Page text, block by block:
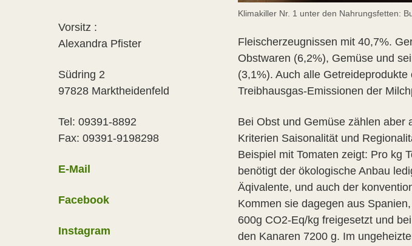
Klimakiller Nr. 1 unter den Nahrungsfetten:
Fleischerzeugnissen mit 40,7%.
Obstwaren (6,2%), Gemüse und
(3,1%). Auch alle
Treibhausgas-Emissionen der
Bei Obst und Gemüse zählen aber
Kriterien Saisonalität und
Beispiel mit Tomaten zeigt: Pro kg
benötigt der ökologische Anbau
Äqivalente, und auch der
Kommen sie dagegen aus
600g CO2-Eq/kg freigesetzt und
den Kanaren 7200 g. Im
Vorsitz :
Alexandra Pfister
Südring 2
97828 Marktheidenfeld
Tel: 09391-8892
Fax: 09391-9198298
E-Mail
Facebook
Instagram